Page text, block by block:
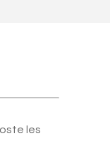
les